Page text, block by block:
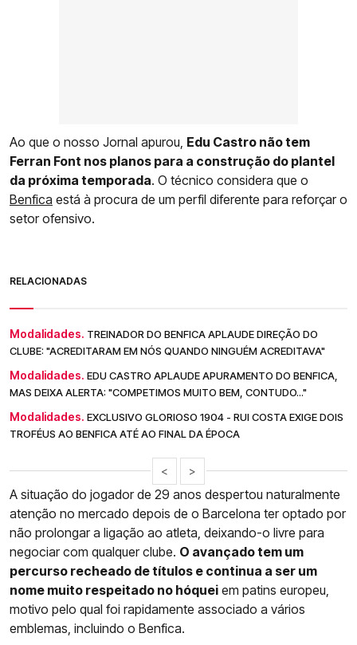
Ao que o nosso Jornal apurou, Edu Castro não tem
Ferran Font nos planos para a construção do plantel
da próxima temporada. O técnico considera que o
Benfica está à procura de um perfil diferente para reforçar o
setor ofensivo.
RELACIONADAS
Modalidades. TREINADOR DO BENFICA APLAUDE DIREÇÃO DO
CLUBE: "ACREDITARAM EM NÓS QUANDO NINGUÉM ACREDITAVA"
Modalidades. EDU CASTRO APLAUDE APURAMENTO DO BENFICA,
MAS DEIXA ALERTA: "COMPETIMOS MUITO BEM, CONTUDO..."
Modalidades. EXCLUSIVO GLORIOSO 1904 - RUI COSTA EXIGE DOIS
TROFÉUS AO BENFICA ATÉ AO FINAL DA ÉPOCA
< >
A situação do jogador de 29 anos despertou naturalmente
atenção no mercado depois de o Barcelona ter optado por
não prolongar a ligação ao atleta, deixando-o livre para
negociar com qualquer clube. O avançado tem um
percurso recheado de títulos e continua a ser um
nome muito respeitado no hóquei em patins europeu,
motivo pelo qual foi rapidamente associado a vários
emblemas, incluindo o Benfica.